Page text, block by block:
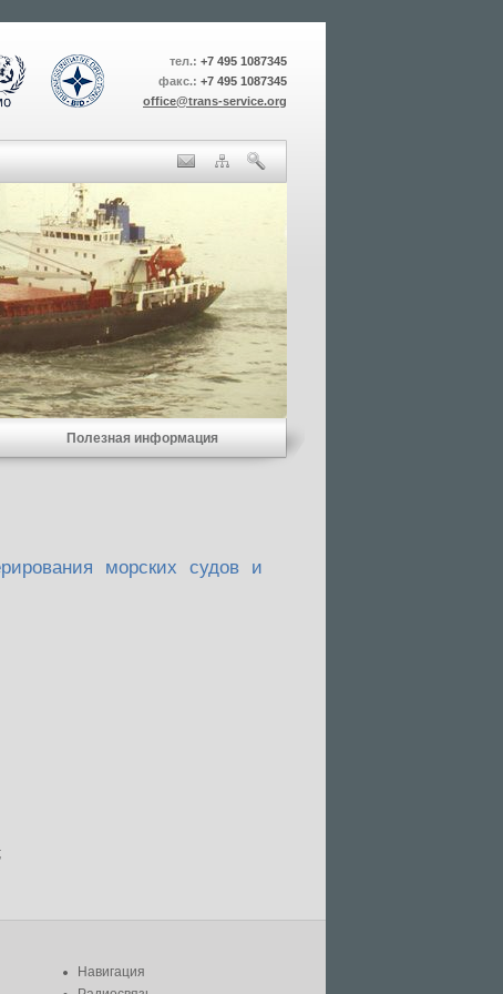
тел.: +7 495 1087345
факс.: +7 495 1087345
office@trans-service.org
Полезная информация
морских судов и
Навигация